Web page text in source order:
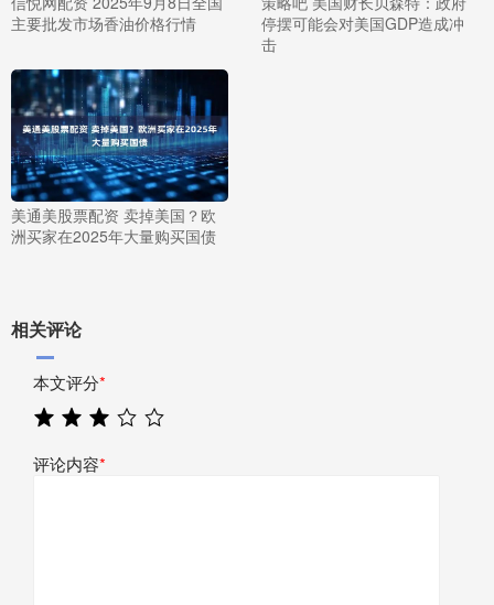
主要批发市场香油价格行情
停摆可能会对美国GDP造成冲
击
美通美股票配资 卖掉美国？欧
洲买家在2025年大量购买国债
相关评论
本文评分*
评论内容*